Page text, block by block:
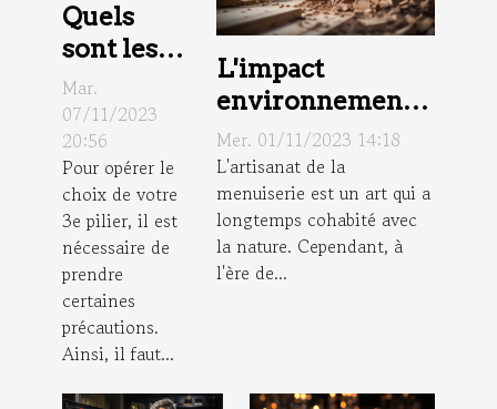
Quels
sont les
critères
de choix
d’un
conseiller
pour 3e
pilier ?
Mar.
07/11/2023
20:56
Pour opérer le
choix de votre
3e pilier, il est
nécessaire de
prendre
certaines
précautions.
Ainsi, il faut...
L'impact
environnemental
de la menuiserie
Mer. 01/11/2023 14:18
L'artisanat de la
menuiserie est un art qui a
longtemps cohabité avec
la nature. Cependant, à
l'ère de...